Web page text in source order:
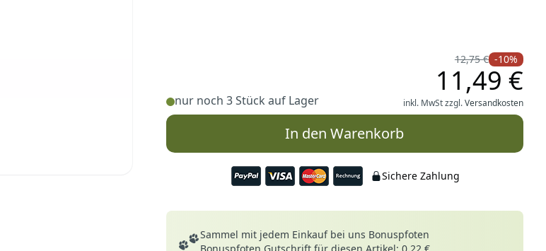
nur noch 3 Stück auf Lager
12,75 € -10%
11,49 €
inkl. MwSt zzgl.Versandkosten
In den Warenkorb
Sichere Zahlung
Deine Vorteile
Sammel mit jedem Einkauf bei uns Bonuspfoten